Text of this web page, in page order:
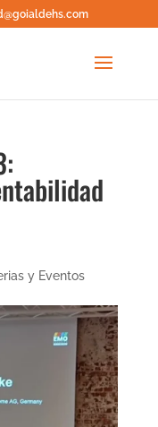
y Eventos